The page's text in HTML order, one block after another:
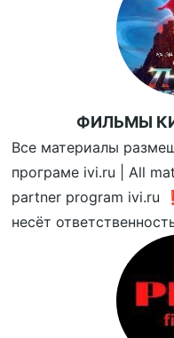
ФИЛЬМЫ
Все материалы
програме ivi.ru | All
partner program ivi.ru
несёт